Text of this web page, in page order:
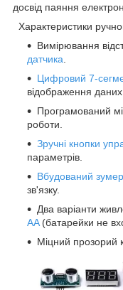
досвід паяння
Характеристики
Вимірювання
датчика
Цифровий 7-
відображення даних.
Програмований
роботи.
Зручні кнопки
параметрів.
Вбудований зумер
зв'язку.
Два варіанти
AA(батарейки не
Міцний прозорий